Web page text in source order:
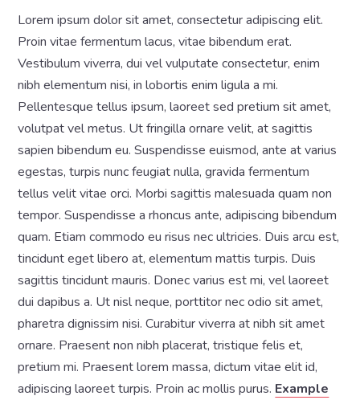
Lorem ipsum dolor sit amet, consectetur adipiscing elit.
Proin vitae fermentum lacus, vitae bibendum erat.
Vestibulum viverra, dui vel vulputate consectetur, enim
nibh elementum nisi, in lobortis enim ligula a mi.
Pellentesque tellus ipsum, laoreet sed pretium sit amet,
volutpat vel metus. Ut fringilla ornare velit, at sagittis
sapien bibendum eu. Suspendisse euismod, ante at varius
egestas, turpis nunc feugiat nulla, gravida fermentum
tellus velit vitae orci. Morbi sagittis malesuada quam non
tempor. Suspendisse a rhoncus ante, adipiscing bibendum
quam. Etiam commodo eu risus nec ultricies. Duis arcu est,
tincidunt eget libero at, elementum mattis turpis. Duis
sagittis tincidunt mauris. Donec varius est mi, vel laoreet
dui dapibus a. Ut nisl neque, porttitor nec odio sit amet,
pharetra dignissim nisi. Curabitur viverra at nibh sit amet
ornare. Praesent non nibh placerat, tristique felis et,
pretium mi. Praesent lorem massa, dictum vitae elit id,
adipiscing laoreet turpis. Proin ac mollis purus. Example